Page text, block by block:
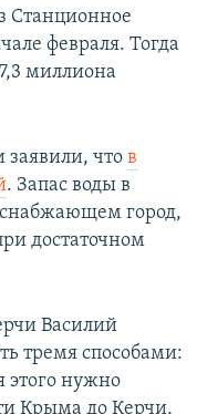
Станционное
февраля. Тогда
миллиона
заявили, что в
. Запас воды в
город,
достаточном
Василий
тремя способами:
этого нужно
Крыма до Керчи,